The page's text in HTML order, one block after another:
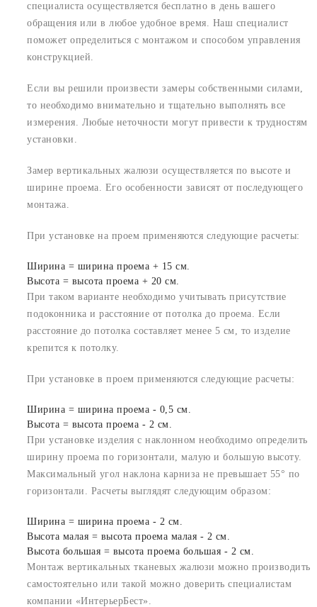
специалиста осуществляется бесплатно в день вашего
обращения или в любое удобное время. Наш специалист
поможет определиться с монтажом и способом управления
конструкцией.
Если вы решили произвести замеры собственными силами,
то необходимо внимательно и тщательно выполнять все
измерения. Любые неточности могут привести к трудностям
установки.
Замер вертикальных жалюзи осуществляется по высоте и
ширине проема. Его особенности зависят от последующего
монтажа.
При установке на проем применяются следующие расчеты:
Ширина = ширина проема + 15 см.
Высота = высота проема + 20 см.
При таком варианте необходимо учитывать присутствие
подоконника и расстояние от потолка до проема. Если
расстояние до потолка составляет менее 5 см, то изделие
крепится к потолку.
При установке в проем применяются следующие расчеты:
Ширина = ширина проема - 0,5 см.
Высота = высота проема - 2 см.
При установке изделия с наклонном необходимо определить
ширину проема по горизонтали, малую и большую высоту.
Максимальный угол наклона карниза не превышает 55° по
горизонтали. Расчеты выглядят следующим образом:
Ширина = ширина проема - 2 см.
Высота малая = высота проема малая - 2 см.
Высота большая = высота проема большая - 2 см.
Монтаж вертикальных тканевых жалюзи можно производить
самостоятельно или такой можно доверить специалистам
компании «ИнтерьерБест».